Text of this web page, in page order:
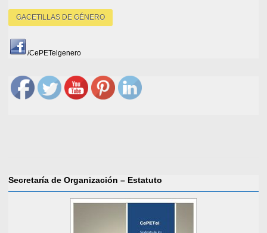
GACETILLAS DE GÉNERO
/CePETelgenero
Secretaría de Organización – Estatuto